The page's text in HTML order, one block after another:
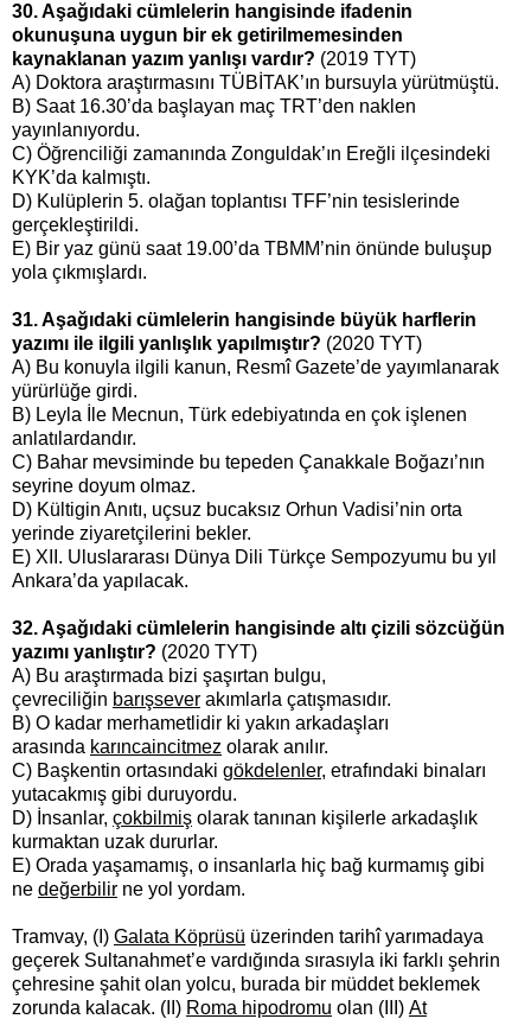
30. Aşağıdaki cümlelerin hangisinde ifadenin
okunuşuna uygun bir ek getirilmemesinden
kaynaklanan yazım yanlışı vardır? (2019 TYT)
A) Doktora araştırmasını TÜBİTAK’ın bursuyla yürütmüştü.
B) Saat 16.30’da başlayan maç TRT’den naklen
yayınlanıyordu.
C) Öğrenciliği zamanında Zonguldak’ın Ereğli ilçesindeki
KYK’da kalmıştı.
D) Kulüplerin 5. olağan toplantısı TFF’nin tesislerinde
gerçekleştirildi.
E) Bir yaz günü saat 19.00’da TBMM’nin önünde buluşup
yola çıkmışlardı.
31. Aşağıdaki cümlelerin hangisinde büyük harflerin
yazımı ile ilgili yanlışlık yapılmıştır? (2020 TYT)
A) Bu konuyla ilgili kanun, Resmî Gazete’de yayımlanarak
yürürlüğe girdi.
B) Leyla İle Mecnun, Türk edebiyatında en çok işlenen
anlatılardandır.
C) Bahar mevsiminde bu tepeden Çanakkale Boğazı’nın
seyrine doyum olmaz.
D) Kültigin Anıtı, uçsuz bucaksız Orhun Vadisi’nin orta
yerinde ziyaretçilerini bekler.
E) XII. Uluslararası Dünya Dili Türkçe Sempozyumu bu yıl
Ankara’da yapılacak.
32. Aşağıdaki cümlelerin hangisinde altı çizili sözcüğün
yazımı yanlıştır? (2020 TYT)
A) Bu araştırmada bizi şaşırtan bulgu,
çevreciliğin barışsever akımlarla çatışmasıdır.
B) O kadar merhametlidir ki yakın arkadaşları
arasında karıncaincitmez olarak anılır.
C) Başkentin ortasındaki gökdelenler, etrafındaki binaları
yutacakmış gibi duruyordu.
D) İnsanlar, çokbilmiş olarak tanınan kişilerle arkadaşlık
kurmaktan uzak dururlar.
E) Orada yaşamamış, o insanlarla hiç bağ kurmamış gibi
ne değerbilir ne yol yordam.
Tramvay, (I) Galata Köprüsü üzerinden tarihî yarımadaya
geçerek Sultanahmet’e vardığında sırasıyla iki farklı şehrin
çehresine şahit olan yolcu, burada bir müddet beklemek
zorunda kalacak. (II) Roma hipodromu olan (III) At